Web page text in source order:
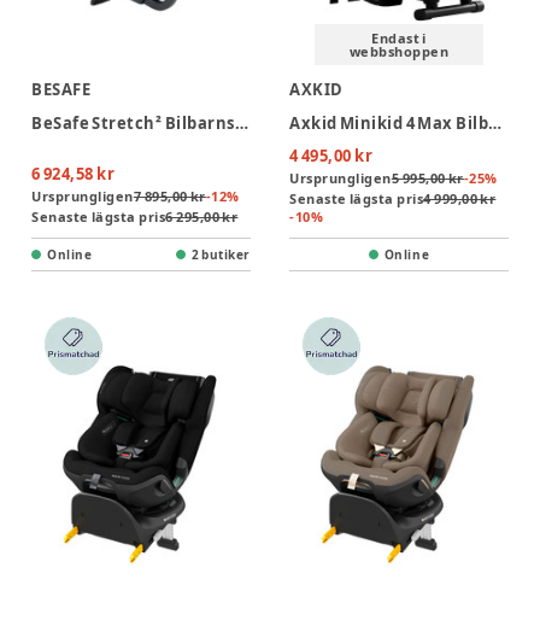
BESAFE
BeSafe Stretch² Bilbarnstol - Dark Sand Soft Breeze
6 924,58 kr
Ursprungligen7 895,00 kr-12%
Senaste lägsta pris6 295,00 kr
Online 2 butiker
Endast i
webbshoppen
AXKID
Axkid Minikid 4 Max Bilbarnstol - Glacier Lake Blue
4 495,00 kr
Ursprungligen5 995,00 kr-25%
Senaste lägsta pris4 999,00 kr
-10%
Online